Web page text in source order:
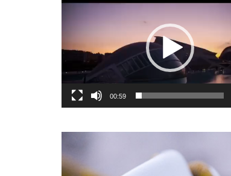
00:59